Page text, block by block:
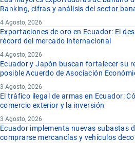
Ranking, cifras y análisis del sector
4 Agosto, 2026
Exportaciones de oro en Ecuador: El
récord del mercado internacional
4 Agosto, 2026
Ecuador y Japón buscan fortalecer su
posible Acuerdo de Asociación
3 Agosto, 2026
El tráfico ilegal de armas en Ecuador:
comercio exterior y la inversión
3 Agosto, 2026
Ecuador implementa nuevas subastas
comprarse mercancías y vehículos